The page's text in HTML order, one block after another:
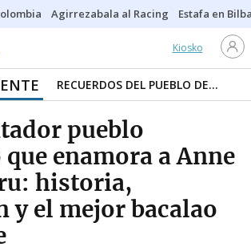
Agirrezabala al Racing Estafa en
Kiosko
RECUERDOS DEL PUEBLO DE...
pueblo
enamora a Anne
historia,
y el mejor bacalao